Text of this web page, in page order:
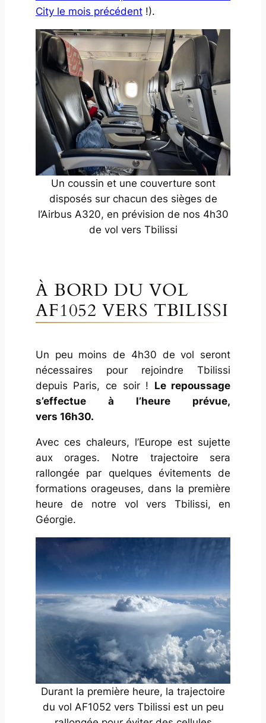
City le mois précédent!).
Un coussin et une couverture sont
disposés sur chacun des sièges de
l’Airbus A320, en prévision de nos 4h30
de vol vers Tbilissi
À BORD DU VOL
AF1052 VERS TBILISSI
Un peu moins de 4h30 de vol seront
nécessaires pour rejoindre Tbilissi
depuis Paris, ce soir ! Le repoussage
s’effectue à l’heure prévue,
vers 16h30.
Avec ces chaleurs, l’Europe est sujette
aux orages. Notre trajectoire sera
rallongée par quelques évitements de
formations orageuses, dans la première
heure de notre vol vers Tbilissi, en
Géorgie.
Durant la première heure, la trajectoire
du vol AF1052 vers Tbilissi est un peu